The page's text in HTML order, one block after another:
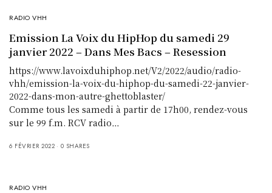
RADIO VHH
Emission La Voix du HipHop du samedi 29
janvier 2022 – Dans Mes Bacs – Resession
https://www.lavoixduhiphop.net/V2/2022/audio/radio-
vhh/emission-la-voix-du-hiphop-du-samedi-22-janvier-
2022-dans-mon-autre-ghettoblaster/
Comme tous les samedi à partir de 17h00, rendez-vous
sur le 99 f.m. RCV radio…
6 FÉVRIER 2022 0 SHARES
RADIO VHH